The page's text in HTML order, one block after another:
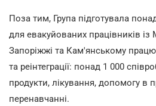
Поза тим, Група підготувала
для евакуйованих працівників із
Запоріжжі та Кам'янському
та реінтеграції: понад 1 000
продукти, лікування, допомогу в
перенавчанні.